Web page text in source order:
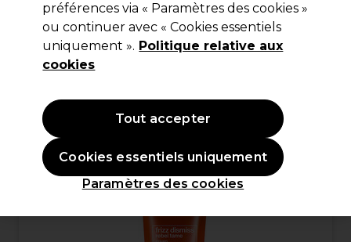
250ml
(0)
18,30 €Hors TVA
préférences via « Paramètres des cookies »
ou continuer avec « Cookies essentiels
uniquement ». Politique relative aux
cookies
Paramètres des cookies
Cookies essentiels uniquement
Tout accepter